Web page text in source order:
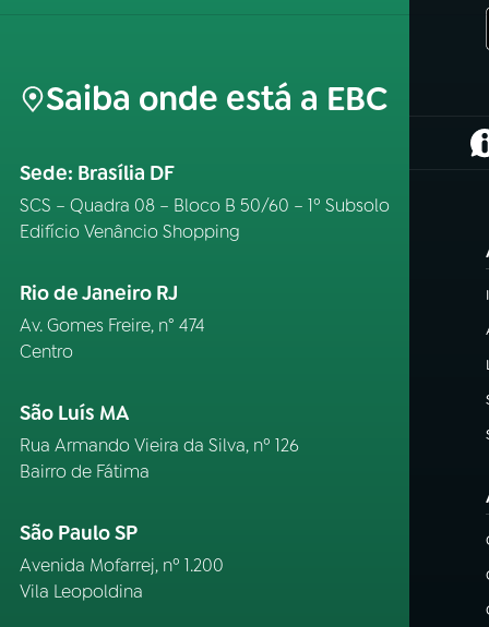
Saiba onde está a EBC
Sede: Brasília DF
SCS – Quadra 08 – Bloco B 50/60 – 1º Subsolo
Edifício Venâncio Shopping
Rio de Janeiro RJ
Av. Gomes Freire, n° 474
Centro
São Luís MA
Rua Armando Vieira da Silva, nº 126
Bairro de Fátima
São Paulo SP
Avenida Mofarrej, nº 1.200
Vila Leopoldina